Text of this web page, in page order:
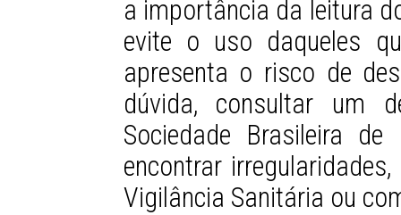
a importância da leitura
evite o uso daqueles
apresenta o risco de
dúvida, consultar um
Sociedade Brasileira
encontrar
Vigilância Sanitária ou